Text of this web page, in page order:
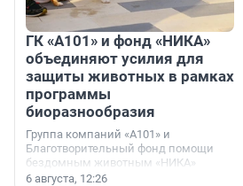
ГК «А101» и фонд «НИКА»
объединяют усилия для
защиты животных в рамках
программы
биоразнообразия
Группа компаний «А101» и
Благотворительный фонд помощи
бездомным животным «НИКА»
заключили соглашение о
6 августа, 12:26